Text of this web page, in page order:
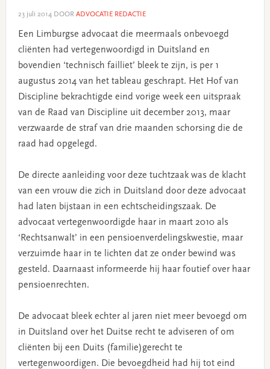
23 juli 2014DOOR ADVOCATIE REDACTIE
Een Limburgse advocaat die meermaals onbevoegd
cliënten had vertegenwoordigd in Duitsland en
bovendien ‘technisch failliet’ bleek te zijn, is per 1
augustus 2014 van het tableau geschrapt. Het Hof van
Discipline bekrachtigde eind vorige week een uitspraak
van de Raad van Discipline uit december 2013, maar
verzwaarde de straf van drie maanden schorsing die de
raad had opgelegd.
De directe aanleiding voor deze tuchtzaak was de klacht
van een vrouw die zich in Duitsland door deze advocaat
had laten bijstaan in een echtscheidingszaak. De
advocaat vertegenwoordigde haar in maart 2010 als
‘Rechtsanwalt’ in een pensioenverdelingskwestie, maar
verzuimde haar in te lichten dat ze onder bewind was
gesteld. Daarnaast informeerde hij haar foutief over haar
pensioenrechten.
De advocaat bleek echter al jaren niet meer bevoegd om
in Duitsland over het Duitse recht te adviseren of om
cliënten bij een Duits (familie)gerecht te
vertegenwoordigen. Die bevoegdheid had hij tot eind